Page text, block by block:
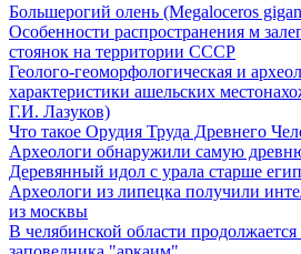
Большерогий олень (Megaloceros
Особенности распространения м
стоянок на территории СССР
Геолого-геоморфологическая и
характеристики ашельских
Г.И. Лазуков)
Что такое Орудия Труда Древнего
Археологи обнаружили самую
Деревянный идол с урала старше
Археологи из липецка получили
из москвы
В челябинской области продолжается